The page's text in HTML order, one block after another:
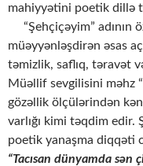
mahiyyətini poetik dillə
“Şehçiçəyim” adının
müəyyənləşdirən əsas
təmizlik, saflıq, təravət
Müəllif sevgilisini məhz
gözəllik ölçülərindən
varlığı kimi təqdim edir.
poetik yanaşma diqqəti
“Tacısan dünyamda sən